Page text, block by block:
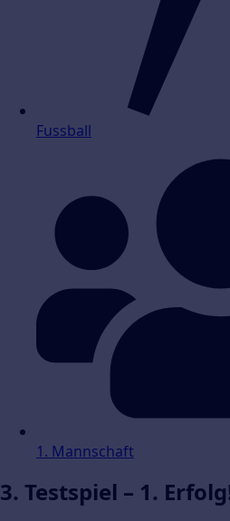
Fussball
1. Mannschaft
3. Testspiel – 1.